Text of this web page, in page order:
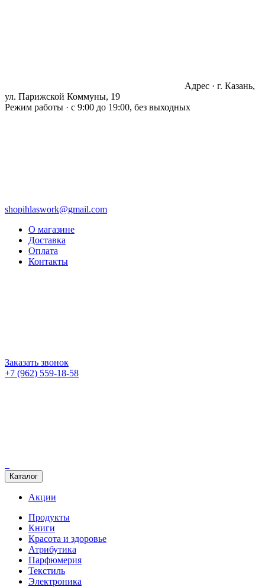
Адрес · г. Казань,
ул. Парижской Коммуны, 19
Режим работы · с 9:00 до 19:00, без выходных
shopihlaswork@gmail.com
О магазине
Доставка
Оплата
Контакты
Заказать звонок
+7 (962) 559-18-58
Каталог
Акции
Продукты
Книги
Красота и здоровье
Атрибутика
Парфюмерия
Текстиль
Электроника